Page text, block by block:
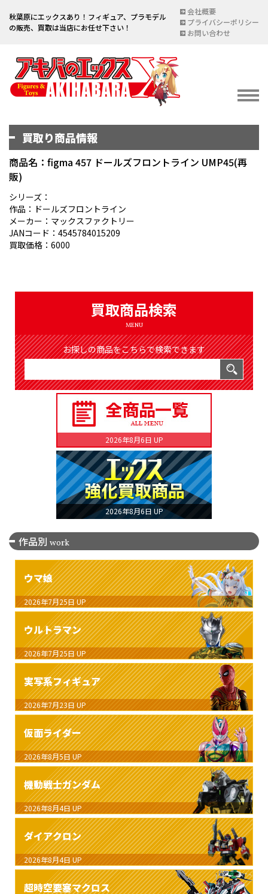
秋葉原にエックスあり！フィギュア、プラモデル
の販売、買取は当店にお任せ下さい！
会社概要
プライバシーポリシー
お問い合わせ
イベント情報
宅配買取のご案内
DELIVERY PURCHASE
買取お申し込み
ASSESSMENT
買取り商品情報
商品名：figma 457 ドールズフロントライン UMP45(再
販)
シリーズ：
作品：ドールズフロントライン
メーカー：マックスファクトリー
JANコード：4545784015209
買取価格：6000
買取商品検索
MENU
お探しの商品をこちらで検索できます
2026年8月6日 UP
2026年8月6日 UP
作品別 work
ウマ娘
2026年7月25日 UP
ウルトラマン
2026年7月25日 UP
実写系フィギュア
2026年7月23日 UP
仮面ライダー
2026年8月5日 UP
機動戦士ガンダム
2026年8月4日 UP
ダイアクロン
2026年8月4日 UP
超時空要塞マクロス